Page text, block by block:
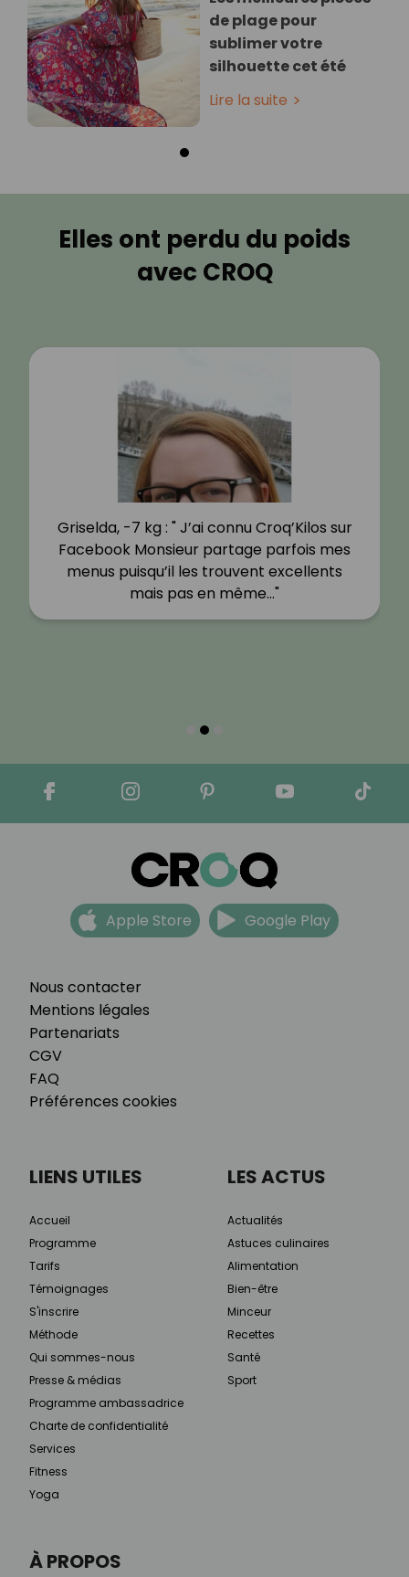
de plage pour
sublimer votre
silhouette cet été
Lire la suite
Elles ont perdu du poids
avec CROQ
Griselda, -7 kg : " J’ai connu Croq’Kilos sur
Facebook Monsieur partage parfois mes
menus puisqu’il les trouvent excellents
mais pas en même…"
Nous contacter
Mentions légales
Partenariats
CGV
FAQ
Préférences cookies
Apple Store Google Play
À PROPOS
LIENS UTILES
Accueil
Programme
Tarifs
Témoignages
S'inscrire
Méthode
Qui sommes-nous
Presse & médias
Programme ambassadrice
Charte de confidentialité
Services
Fitness
Yoga
LES ACTUS
Actualités
Astuces culinaires
Alimentation
Bien-être
Minceur
Recettes
Santé
Sport